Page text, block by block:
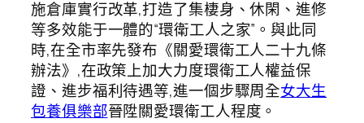
施倉庫實行改革,打造了集棲身、休閑、進修
等多效能于一體的“環衛工人之家”。與此同
時,在全市率先發布《關愛環衛工人二十九條
辦法》,在政策上加大力度環衛工人權益保
證、進步福利待遇等,進一個步驟周全女大生
包養俱樂部晉陞關愛環衛工人程度。